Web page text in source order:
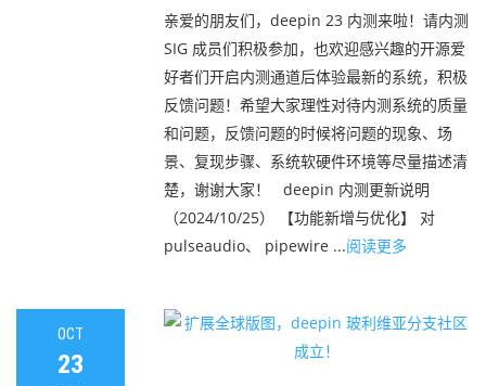
亲爱的朋友们，deepin 23 内测来啦！请内测
SIG 成员们积极参加，也欢迎感兴趣的开源爱
好者们开启内测通道后体验最新的系统，积极
反馈问题！希望大家理性对待内测系统的质量
和问题，反馈问题的时候将问题的现象、场
景、复现步骤、系统软硬件环境等尽量描述清
楚，谢谢大家！ deepin 内测更新说明
（2024/10/25） 【功能新增与优化】 对
pulseaudio、 pipewire ...阅读更多
OCT
23